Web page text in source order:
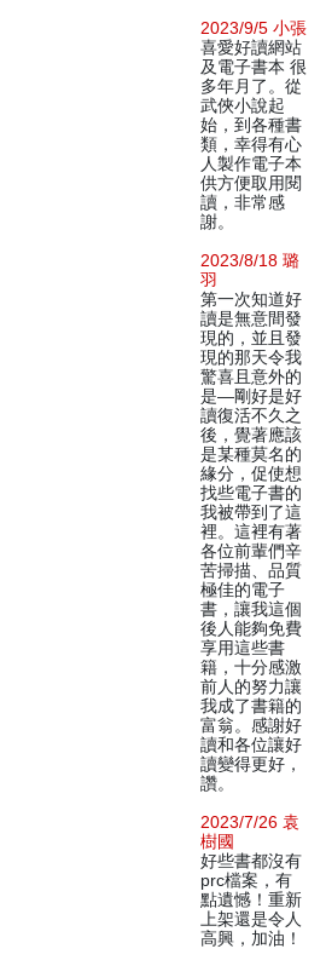
2023/9/5 小張
喜愛好讀網站
及電子書本 很
多年月了。從
武俠小說起
始，到各種書
類，幸得有心
人製作電子本
供方便取用閱
讀，非常感
謝。
2023/8/18 璐
羽
第一次知道好
讀是無意間發
現的，並且發
現的那天令我
驚喜且意外的
是—剛好是好
讀復活不久之
後，覺著應該
是某種莫名的
緣分，促使想
找些電子書的
我被帶到了這
裡。這裡有著
各位前輩們辛
苦掃描、品質
極佳的電子
書，讓我這個
後人能夠免費
享用這些書
籍，十分感激
前人的努力讓
我成了書籍的
富翁。感謝好
讀和各位讓好
讀變得更好，
讚。
2023/7/26 袁
樹國
好些書都沒有
prc檔案，有
點遺憾！重新
上架還是令人
高興，加油！